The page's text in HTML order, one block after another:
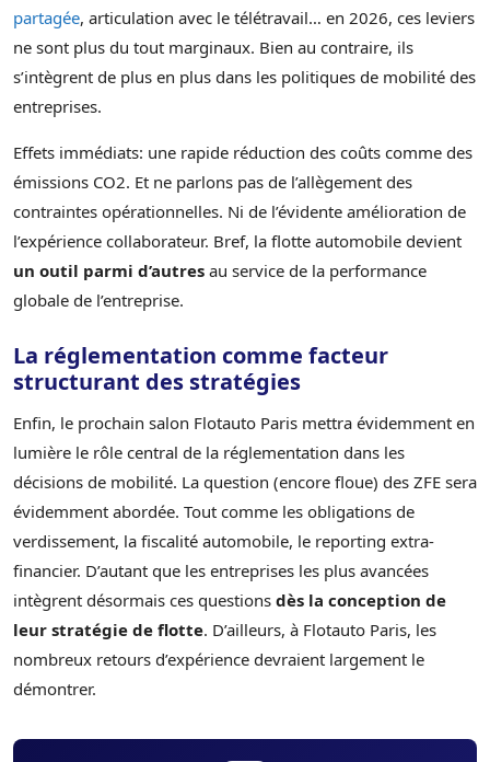
partagée, articulation avec le télétravail… en 2026, ces leviers
ne sont plus du tout marginaux. Bien au contraire, ils
s’intègrent de plus en plus dans les politiques de mobilité des
entreprises.
Effets immédiats: une rapide réduction des coûts comme des
émissions CO2. Et ne parlons pas de l’allègement des
contraintes opérationnelles. Ni de l’évidente amélioration de
l’expérience collaborateur. Bref, la flotte automobile devient
un outil parmi d’autres au service de la performance
globale de l’entreprise.
La réglementation comme facteur
structurant des stratégies
Enfin, le prochain salon Flotauto Paris mettra évidemment en
lumière le rôle central de la réglementation dans les
décisions de mobilité. La question (encore floue) des ZFE sera
évidemment abordée. Tout comme les obligations de
verdissement, la fiscalité automobile, le reporting extra-
financier. D’autant que les entreprises les plus avancées
intègrent désormais ces questions dès la conception de
leur stratégie de flotte. D’ailleurs, à Flotauto Paris, les
nombreux retours d’expérience devraient largement le
démontrer.